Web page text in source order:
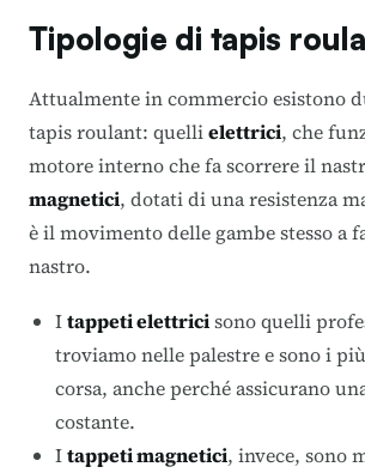
Tipologie di tapis
Attualmente in commercio esistono
tapis roulant: quellielettrici, che
motore interno che fa scorrere il
magnetici, dotati di una resistenza
è il movimento delle gambe stesso a
nastro.
Itappeti elettricisono quelli
troviamo nelle palestre e sono i
corsa, anche perché assicurano
costante.
Itappeti magnetici, invece, sono